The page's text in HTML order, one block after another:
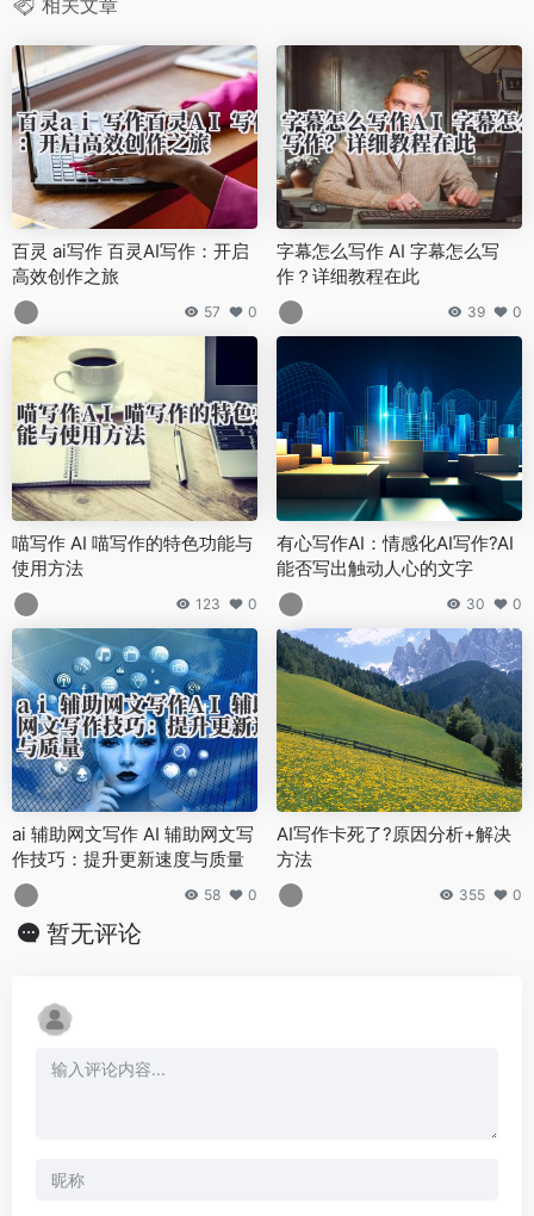
百灵 ai写作 百灵AI写作：开启
高效创作之旅
57 0
字幕怎么写作 AI 字幕怎么写
作？详细教程在此
39 0
喵写作 AI 喵写作的特色功能与
使用方法
123 0
有心写作AI：情感化AI写作?AI
能否写出触动人心的文字
30 0
ai 辅助网文写作 AI 辅助网文写
作技巧：提升更新速度与质量
58 0
AI写作卡死了?原因分析+解决
方法
355 0
暂无评论